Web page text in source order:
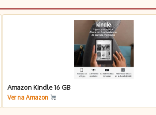
Amazon Kindle 16 GB
Ver na Amazon